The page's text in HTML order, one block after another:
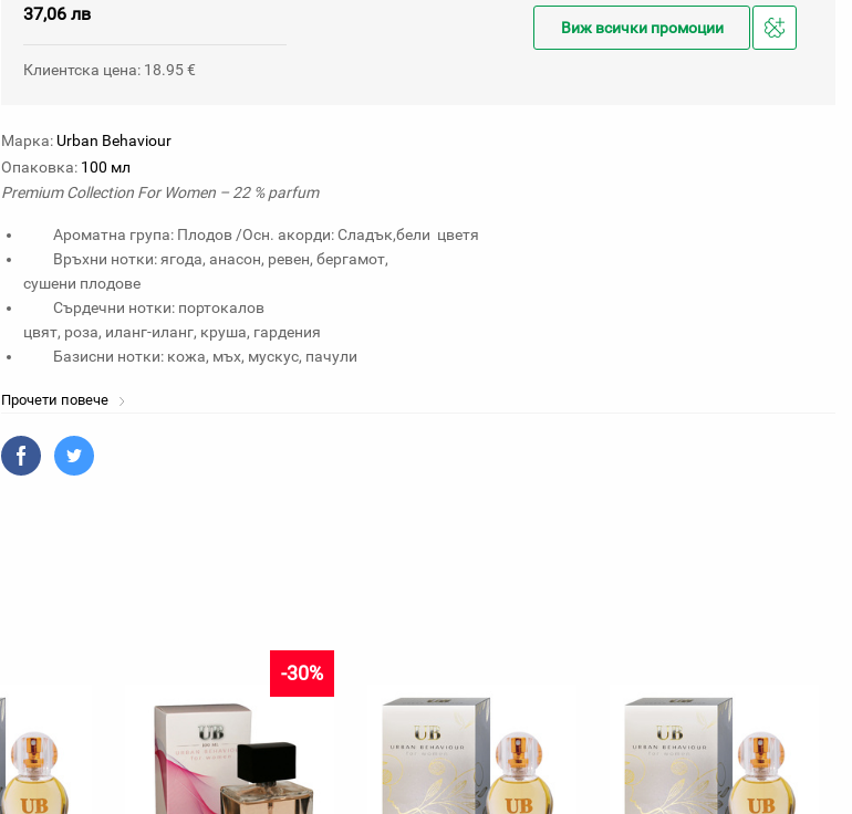
37,06 лв
Клиентска цена: 18.95 €
Виж всички промоции
Добави
Марка: Urban Behaviour
Oпаковка: 100 мл
Premium Collection For Women – 22 % parfum
Ароматна група: Плодов /Осн. акорди: Сладък,бели цветя
Връхни нотки: ягода, анасон, ревен, бергамот,
сушени плодове
Сърдечни нотки: портокалов
цвят, роза, иланг-иланг, круша, гардения
Базисни нотки: кожа, мъх, мускус, пачули
Прочети повече
-30%